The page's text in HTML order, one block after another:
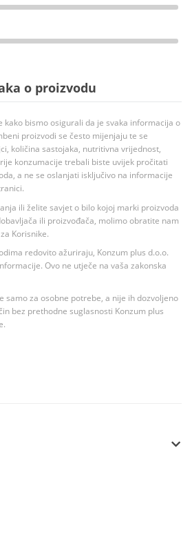
o proizvodu
kako bismo osigurali da je svaka informacija o
proizvodi se često mijenjaju te se
količina sastojaka, nutritivna vrijednost,
konzumacije trebali biste uvijek pročitati
a ne se oslanjati isključivo na informacije
ili želite savjet o bilo kojoj marki proizvoda
ili proizvođača, molimo obratite nam
Korisnike.
redovito ažuriraju, Konzum plus d.o.o.
Ovo ne utječe na vaša zakonska
samo za osobne potrebe, a nije ih dozvoljeno
bez prethodne suglasnosti Konzum plus